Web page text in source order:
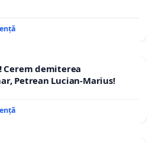
Cerem demiterea
Petrean Lucian-Marius!